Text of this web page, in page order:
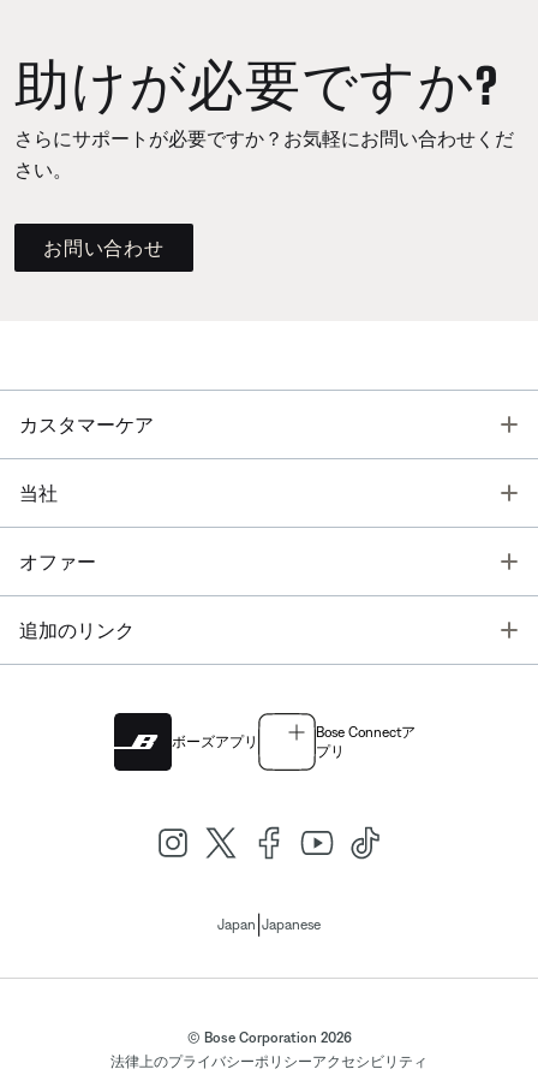
助けが必要ですか?
さらにサポートが必要ですか？お気軽にお問い合わせくだ
さい。
お問い合わせ
カスタマーケア
当社
オファー
追加のリンク
ボーズアプリ
Bose Connectア
プリ
Japan Japanese
© Bose Corporation 2026
法律上のプライバシーポリシーアクセシビリティ